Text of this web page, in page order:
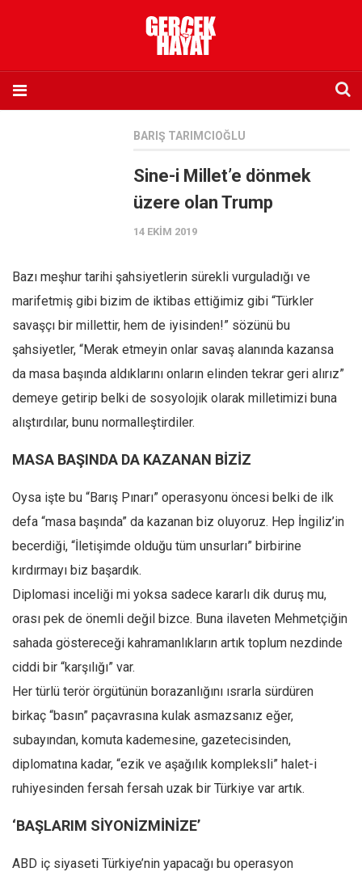
Abone olmak istiyorum
Sosyal Medya
Twitter
Facebook
Instagram
YouTube
Editörden
Kemal Özer
Mahmut Toptaş
Yvonne Ridley
Barış Tarımcıoğlu
Ömer Kayani
Yusuf Armağan
Hasanali Yıldırım
Leyla Şerif Emin
Selçuk Türkyılmaz
Mehmet Ali Tekin
Bağdagül Öz
Esra Elönü
BARIŞ TARIMCIOĞLU
Sine-i Millet’e dönmek
üzere olan Trump
14 EKIM 2019
Bazı meşhur tarihi şahsiyetlerin sürekli vurguladığı ve
marifetmiş gibi bizim de iktibas ettiğimiz gibi “Türkler
savaşçı bir millettir, hem de iyisinden!” sözünü bu
şahsiyetler, “Merak etmeyin onlar savaş alanında kazansa
da masa başında aldıklarını onların elinden tekrar geri alırız”
demeye getirip belki de sosyolojik olarak milletimizi buna
alıştırdılar, bunu normalleştirdiler.
MASA BAŞINDA DA KAZANAN BİZİZ
Oysa işte bu “Barış Pınarı” operasyonu öncesi belki de ilk
defa “masa başında” da kazanan biz oluyoruz. Hep İngiliz’in
becerdiği, “İletişimde olduğu tüm unsurları” birbirine
kırdırmayı biz başardık.
Diplomasi inceliği mi yoksa sadece kararlı dik duruş mu,
orası pek de önemli değil bizce. Buna ilaveten Mehmetçiğin
sahada göstereceği kahramanlıkların artık toplum nezdinde
ciddi bir “karşılığı” var.
Her türlü terör örgütünün borazanlığını ısrarla sürdüren
birkaç “basın” paçavrasına kulak asmazsanız eğer,
subayından, komuta kademesine, gazetecisinden,
diplomatına kadar, “ezik ve aşağılık kompleksli” halet-i
ruhiyesinden fersah fersah uzak bir Türkiye var artık.
‘BAŞLARIM SİYONİZMİNİZE’
ABD iç siyaseti Türkiye’nin yapacağı bu operasyon